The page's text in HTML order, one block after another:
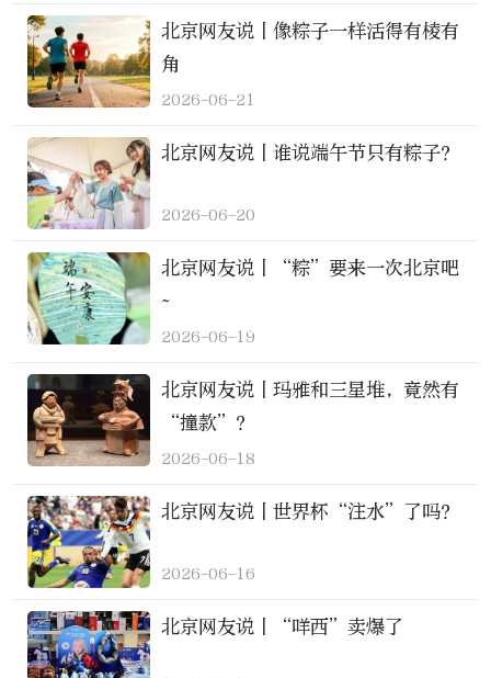
北京网友说丨像粽子一样活得有棱有
角
2026-06-21
北京网友说丨谁说端午节只有粽子？
2026-06-20
北京网友说丨“粽”要来一次北京吧
~
2026-06-19
北京网友说丨玛雅和三星堆，竟然有
“撞款”？
2026-06-18
北京网友说丨世界杯“注水”了吗？
2026-06-16
北京网友说丨“咩西”卖爆了